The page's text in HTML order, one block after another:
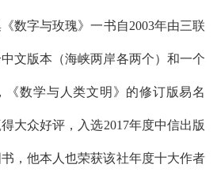
数字与玫瑰》一书自2003年由三联
文版本（海峡两岸各两个）和一个
《数学与人类文明》的修订版易名
大众好评，入选2017年度中信出版
，他本人也荣获该社年度十大作者